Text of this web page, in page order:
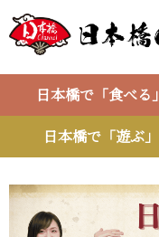
日本橋で「食べる」
日本橋で「遊ぶ」